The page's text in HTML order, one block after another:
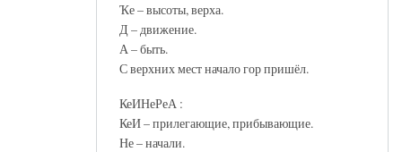
Ҡе – высоты, верха.
Д – движение.
А – быть.
С верхних мест начало гор пришёл.
КеИНеРеА :
КеИ – прилегающие, прибывающие.
Не – начали.